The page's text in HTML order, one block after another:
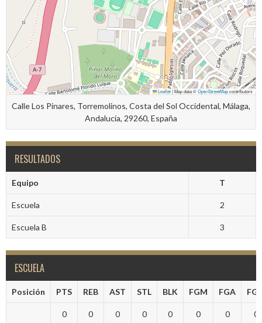
Leaflet|Map data ©OpenStreetMapcontributors
Calle Los Pinares, Torremolinos, Costa del Sol Occidental, Málaga,
Andalucía, 29260, España
RESULTADOS
Equipo T
Escuela 2
Escuela B 3
ESCUELA
Posición PTS REB AST STL BLK FGM FGA
0 0 0 0 0 0 0 0